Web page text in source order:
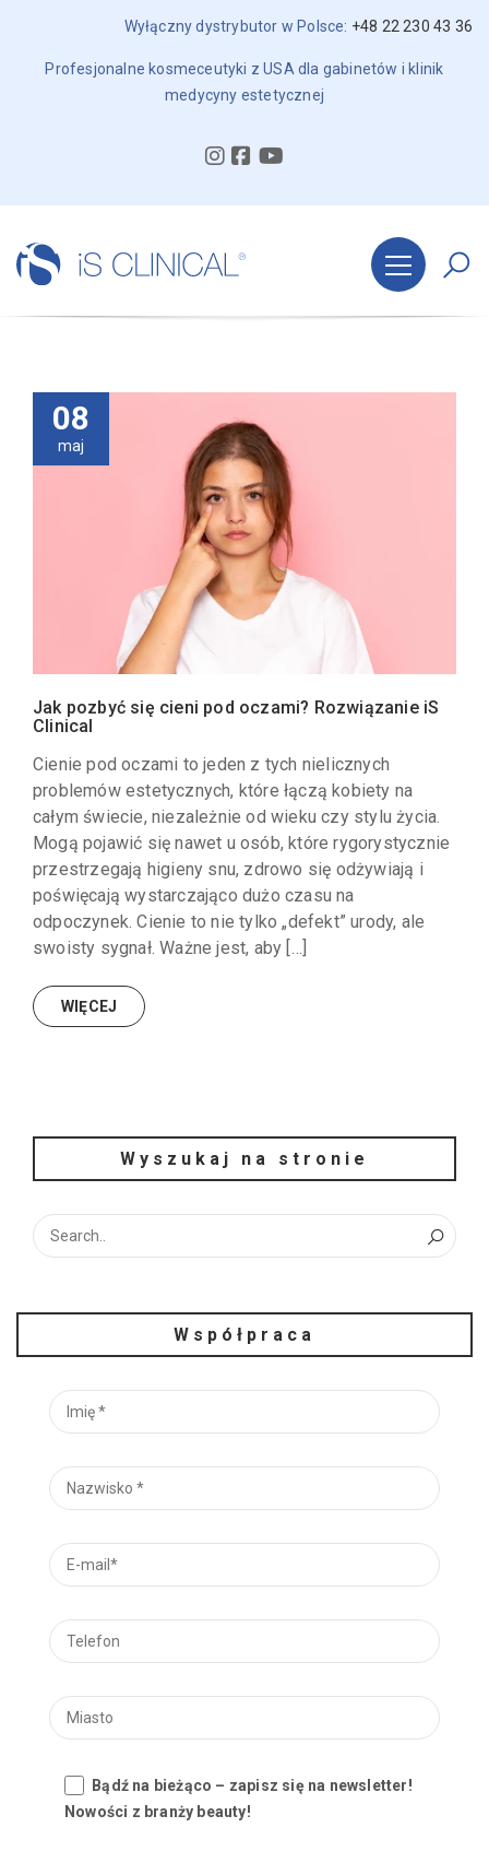
Wyłączny dystrybutor w Polsce: +48 22 230 43 36
Profesjonalne kosmeceutyki z USA dla gabinetów i klinik
medycyny estetycznej
08
maj
Jak pozbyć się cieni pod oczami? Rozwiązanie iS
Clinical
Cienie pod oczami to jeden z tych nielicznych
problemów estetycznych, które łączą kobiety na
całym świecie, niezależnie od wieku czy stylu życia.
Mogą pojawić się nawet u osób, które rygorystycznie
przestrzegają higieny snu, zdrowo się odżywiają i
poświęcają wystarczająco dużo czasu na
odpoczynek. Cienie to nie tylko „defekt” urody, ale
swoisty sygnał. Ważne jest, aby […]
WIĘCEJ
Wyszukaj na stronie
Współpraca
Bądź na bieżąco – zapisz się na newsletter!
Nowości z branży beauty!